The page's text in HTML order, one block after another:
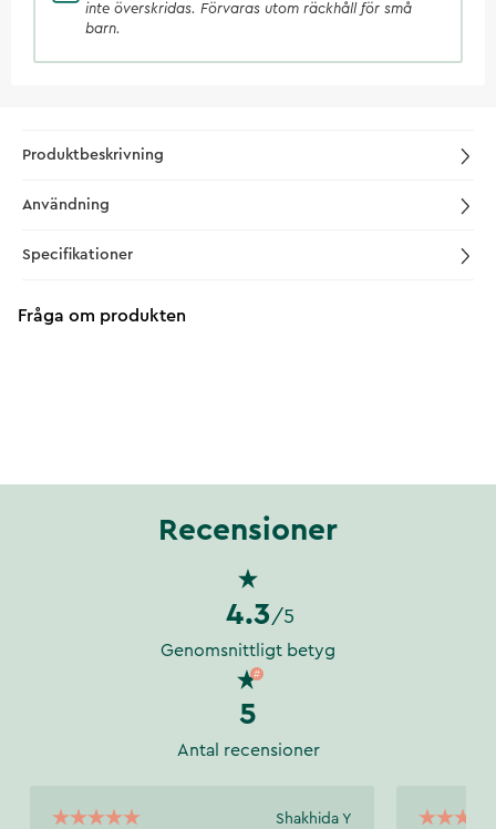
inte överskridas. Förvaras utom räckhåll för små
barn.
Produktbeskrivning
Användning
Specifikationer
Fråga om produkten
Recensioner
4.3 /5
Genomsnittligt betyg
5
Antal recensioner
Shakhida Y